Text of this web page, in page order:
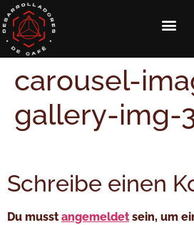
carousel-
gallery-img-
Schreibe einen
Du musstangemeldetsein, um